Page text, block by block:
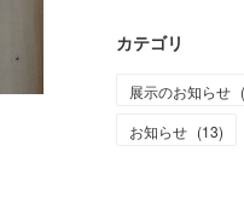
カテゴリ
展示のお知らせ (
お知らせ (13)